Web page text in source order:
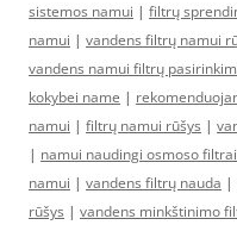
sistemos namui | filtrų
namui | vandens filtrų namui
vandens namui filtrų
kokybei name |
namui | filtrų namui rūšys |
| namui naudingi osmoso filtrai
namui | vandens filtrų nauda |
rūšys | vandens minkštinimo